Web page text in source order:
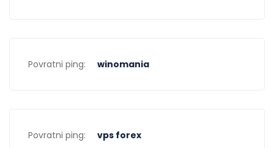
Povratni ping: winomania
Povratni ping: vps forex